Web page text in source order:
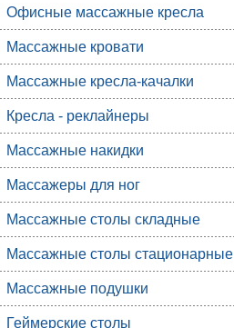
Офисные массажные кресла
Массажные кровати
Массажные кресла-качалки
Кресла - реклайнеры
Массажные накидки
Массажеры для ног
Массажные столы складные
Массажные столы стационарные
Массажные подушки
Геймерские столы